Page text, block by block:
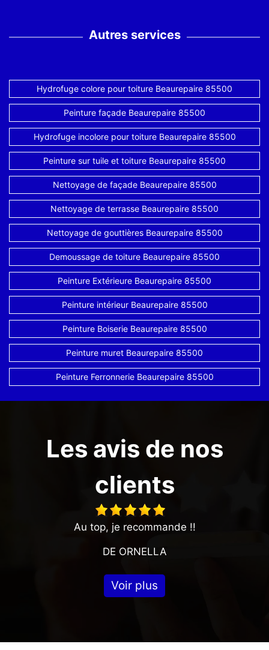
Autres services
Hydrofuge colore pour toiture Beaurepaire 85500
Peinture façade Beaurepaire 85500
Hydrofuge incolore pour toiture Beaurepaire 85500
Peinture sur tuile et toiture Beaurepaire 85500
Nettoyage de façade Beaurepaire 85500
Nettoyage de terrasse Beaurepaire 85500
Nettoyage de gouttières Beaurepaire 85500
Demoussage de toiture Beaurepaire 85500
Peinture Extérieure Beaurepaire 85500
Peinture intérieur Beaurepaire 85500
Peinture Boiserie Beaurepaire 85500
Peinture muret Beaurepaire 85500
Peinture Ferronnerie Beaurepaire 85500
Les avis de nos
clients
Au top, je recommande !!
DE ORNELLA
Voir plus